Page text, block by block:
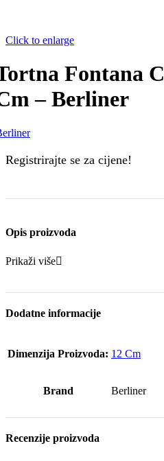
Click to enlarge
Fontana
– Berliner
Registrirajte se za cijene!
Opis proizvoda
Prikaži više
Dodatne informacije
Dimenzija Proizvoda: 12 Cm
Brand Berliner
Recenzije proizvoda